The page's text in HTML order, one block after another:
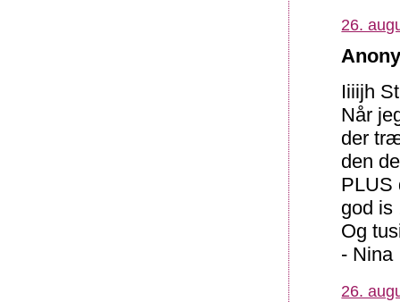
26.
Iiiijh
Når
der
den
PLUS
god is
Og
- Nina
26.